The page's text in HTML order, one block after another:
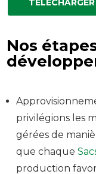
TÉLÉCHARGER
Nos
privilégions les
gérées de
que chaque
production